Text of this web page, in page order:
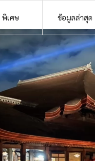
พิเศษ ข้อมูลล่าสุด